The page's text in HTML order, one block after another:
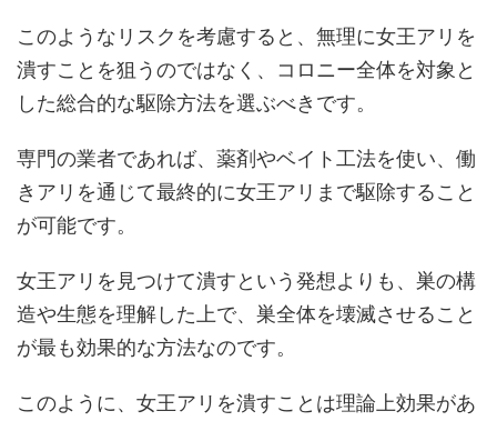
このようなリスクを考慮すると、無理に女王アリを
潰すことを狙うのではなく、コロニー全体を対象と
した総合的な駆除方法を選ぶべきです。
専門の業者であれば、薬剤やベイト工法を使い、働
きアリを通じて最終的に女王アリまで駆除すること
が可能です。
女王アリを見つけて潰すという発想よりも、巣の構
造や生態を理解した上で、巣全体を壊滅させること
が最も効果的な方法なのです。
このように、女王アリを潰すことは理論上効果があ